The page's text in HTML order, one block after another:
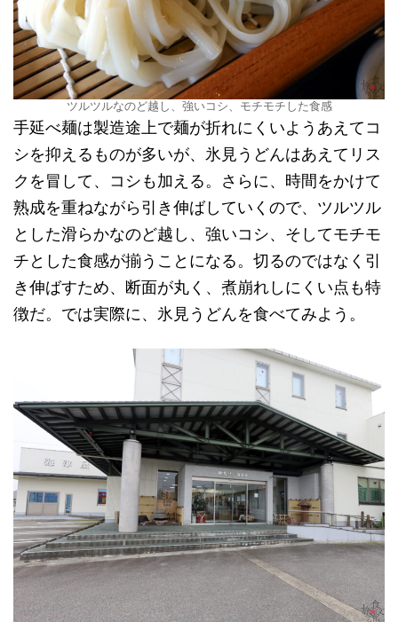
ツルツルなのど越し、強いコシ、モチモチした食感
手延べ麺は製造途上で麺が折れにくいようあえてコ
シを抑えるものが多いが、氷見うどんはあえてリス
クを冒して、コシも加える。さらに、時間をかけて
熟成を重ねながら引き伸ばしていくので、ツルツル
とした滑らかなのど越し、強いコシ、そしてモチモ
チとした食感が揃うことになる。切るのではなく引
き伸ばすため、断面が丸く、煮崩れしにくい点も特
徴だ。では実際に、氷見うどんを食べてみよう。